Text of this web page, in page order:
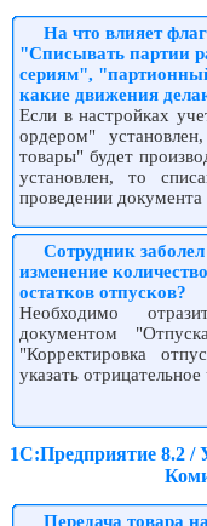
На что влияет
"Списывать партии
сериям",
какие движения
Если в настройках
ордером"
товары" будет
установлен, то
проведении документа
Сотрудник
изменение
остатков отпусков?
Необходимо
документом
"Корректировка
указать
1С:Предприятие 8.2 /
Передача товара